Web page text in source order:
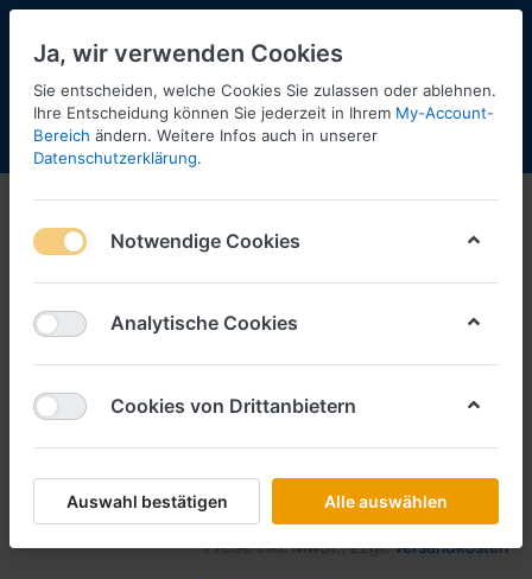
Menü Anmelden Shopaktualisierung
Metall Modelle
1-7 von
Filtern Sortieren
SCHLÜTER SORTIMENT
(Metall 1:87)
Art.-Nr. MM000178
* Preise inkl. MwSt., zzgl.Versandkosten
Ja, wir verwenden Cookies
Sie entscheiden, welche Cookies Sie zulassen oder ablehnen.
Ihre Entscheidung können Sie jederzeit in Ihrem My-Account-
Bereich ändern. Weitere Infos auch in unserer
Datenschutzerklärung.
Notwendige Cookies
Analytische Cookies
Cookies von Drittanbietern
Auswahl bestätigen Alle auswählen